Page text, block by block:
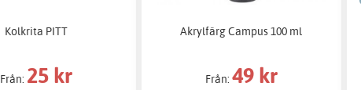
Kolkrita PITT
Från: 25 kr
Akrylfärg Campus 100 ml
Från: 49 kr